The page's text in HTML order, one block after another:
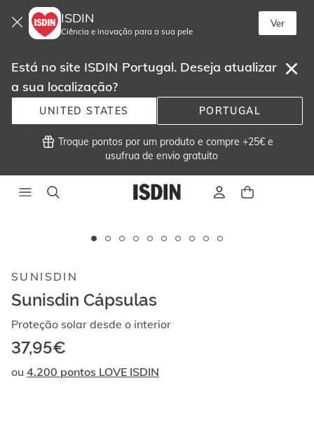
ISDIN
Ciência e inovação para a sua pele
Ver
Está no site ISDIN Portugal. Deseja atualizar
a sua localização?
UNITED STATES PORTUGAL
Troque pontos por um produto e compre +25€ e
usufrua de envio gratuito
imagens
vídeos.
Ao
com
setas
SUNISDIN
Sunisdin Cápsulas
Proteção solar desde o interior
37,95€
ou 4.200 pontos LOVE ISDIN